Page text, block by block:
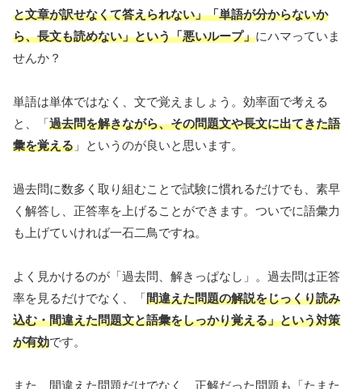
と文章が訳せなくて答えられない」「単語が分からないか
ら、長文も読めない」という「悪いループ」にハマっていま
せんか？
単語は単体ではなく、文で覚えましょう。効率面で考える
と、「過去問を解きながら、その問題文や長文に出てきた語
彙を覚える 」というのが良いと思います。
過去問に数多く取り組むことで試験に慣れるだけでも、素早
く解答し、正答率を上げることができます。ついでに語彙力
も上げていければ一石二鳥ですね。
よく見かけるのが「過去問、解きっぱなし」。過去問は正答
率を見るだけでなく、「間違えた問題の解説をじっくり読み
込む・間違えた問題文と語彙をしっかり覚える」という対策
が有効です。
また、間違えた問題だけでなく、正解だった問題も「たまた